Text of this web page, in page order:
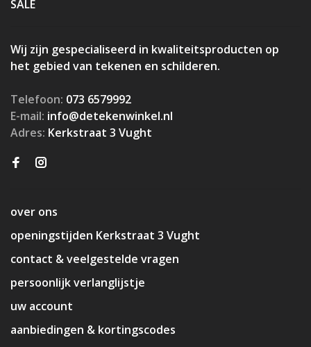
SALE
Wij zijn gespecialiseerd in kwaliteitsproducten op
het gebied van tekenen en schilderen.
Telefoon: 073 6579992
E-mail: info@detekenwinkel.nl
Adres: Kerkstraat 3 Vught
over ons
openingstijden Kerkstraat 3 Vught
contact & veelgestelde vragen
persoonlijk verlanglijstje
uw account
aanbiedingen & kortingscodes